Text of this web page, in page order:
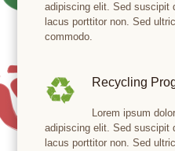
adipiscing elit. Sed suscipit
lacus porttitor non. Sed
commodo.
Recycling
Lorem ipsum
adipiscing elit. Sed suscipit
lacus porttitor non. Sed